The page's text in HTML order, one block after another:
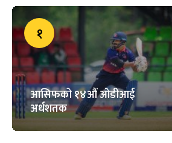
१
आसिफको १४औं ओडीआई
अर्धशतक